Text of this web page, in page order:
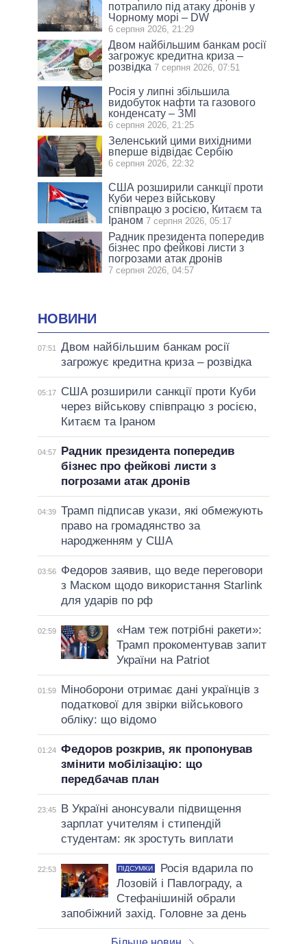
потрапило під атаку дронів у
Чорному морі – DW
6 серпня 2026, 21:29
Двом найбільшим банкам росії
загрожує кредитна криза –
розвідка 7 серпня 2026, 07:51
Росія у липні збільшила
видобуток нафти та газового
конденсату – ЗМІ
6 серпня 2026, 21:25
Зеленський цими вихідними
вперше відвідає Сербію
6 серпня 2026, 22:32
США розширили санкції проти
Куби через військову
співпрацю з росією, Китаєм та
Іраном 7 серпня 2026, 05:17
Радник президента попередив
бізнес про фейкові листи з
погрозами атак дронів
7 серпня 2026, 04:57
НОВИНИ
07:51
Двом найбільшим банкам росії
загрожує кредитна криза – розвідка
05:17
США розширили санкції проти Куби
через військову співпрацю з росією,
Китаєм та Іраном
04:57
Радник президента попередив
бізнес про фейкові листи з
погрозами атак дронів
04:39 Трамп підписав укази, які обмежують
право на громадянство за
народженням у США
03:56
Федоров заявив, що веде переговори
з Маском щодо використання Starlink
для ударів по рф
02:59
«Нам теж потрібні ракети»:
Трамп прокоментував запит
України на Patriot
01:59
Міноборони отримає дані українців з
податкової для звірки військового
обліку: що відомо
01:24 Федоров розкрив, як пропонував
змінити мобілізацію: що
передбачав план
23:45
В Україні анонсували підвищення
зарплат учителям і стипендій
студентам: як зростуть виплати
22:53 ПІДСУМКИ
Росія вдарила по
Лозовій і Павлограду, а
Стефанішиній обрали
запобіжний захід. Головне за день